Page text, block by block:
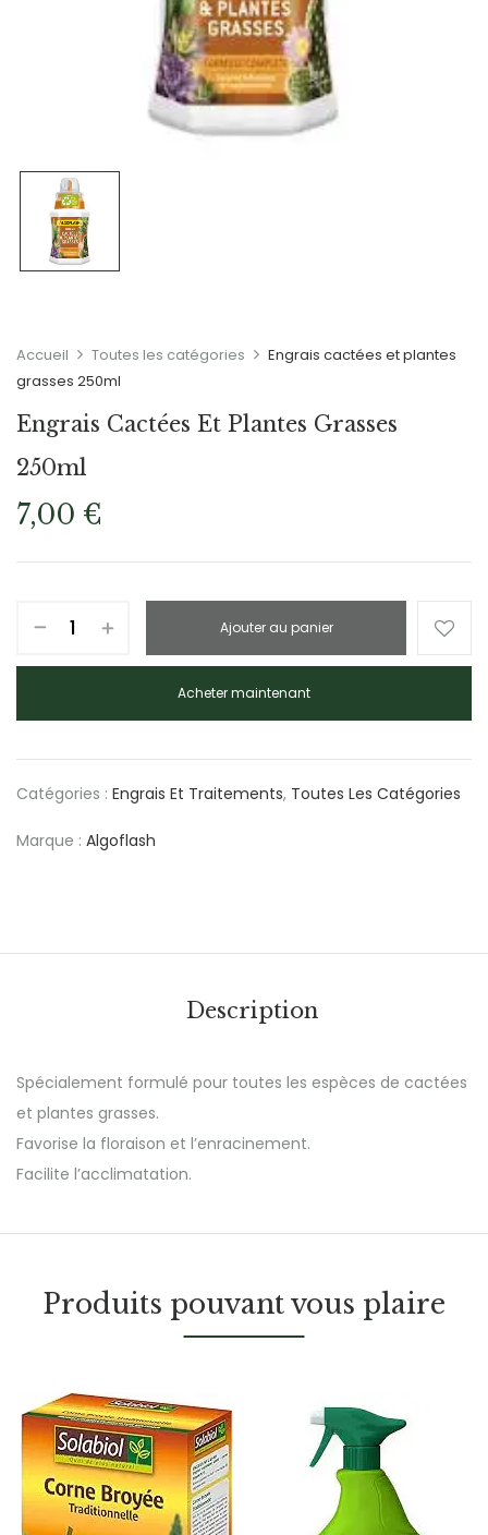
Accueil Toutes les catégories
Engrais cactées et plantes
grasses 250ml
Engrais Cactées Et Plantes Grasses
250ml
7,00 €
Ajouter au panier
Acheter maintenant
Catégories : Engrais Et Traitements, Toutes Les Catégories
Marque : Algoflash
Description
Spécialement formulé pour toutes les espèces de cactées
et plantes grasses.
Favorise la floraison et l’enracinement.
Facilite l’acclimatation.
Produits pouvant vous plaire